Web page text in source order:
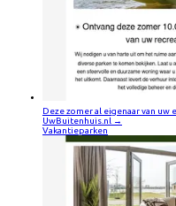
Deze zomer al eigenaar van uw
UwBuitenhuis.nl →
Vakantieparken